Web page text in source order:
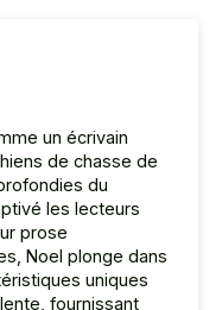
un écrivain
de chasse de
du
les lecteurs
prose
Noel plonge dans
uniques
fournissant